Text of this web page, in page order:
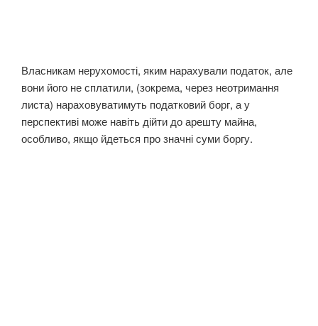
Власникам нерухомості, яким нарахували податок, але
вони його не сплатили, (зокрема, через неотримання
листа) нараховуватимуть податковий борг, а у
перспективі може навіть дійти до арешту майна,
особливо, якщо йдеться про значні суми боргу.